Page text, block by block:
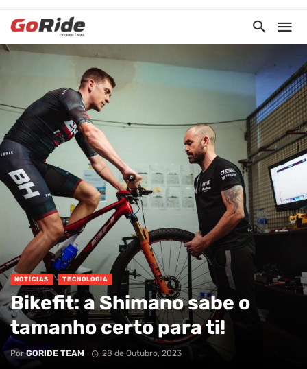
NOTÍCIAS TECNOLOGIA
Bikefit: a Shimano sabe o
tamanho certo para ti!
PorGORIDE TEAM 28 de Outubro, 2023